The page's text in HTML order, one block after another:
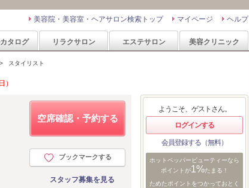
ヘルプ
マイページ
美容院・美容室・ヘアサロン検索トップ
タログ リラクサロン エステサロン 美容クリニック
スタイリスト
）
空席確認・予約する
ブックマークする
スタッフ募集を見る
ようこそ、ゲストさん。
ログインする
会員登録する（無料）
ホットペッパービューティーなら
ポイントが1%たまる！
ためたポイントをつかっておとく